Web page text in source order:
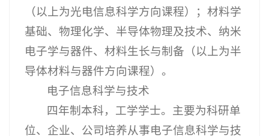
（以上为光电信息科学方向课程）；材料学
基础、物理化学、半导体物理及技术、纳米
电子学与器件、材料生长与制备（以上为半
导体材料与器件方向课程）。
电子信息科学与技术
四年制本科，工学学士。主要为科研单
位、企业、公司培养从事电子信息科学与技